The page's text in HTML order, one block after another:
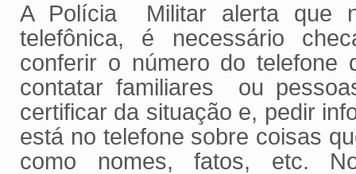
A Polícia Militar alerta que
telefônica, é necessário
conferir o número do telefone
contatar familiares ou
certificar da situação e, pedir
está no telefone sobre coisas
como nomes, fatos, etc.